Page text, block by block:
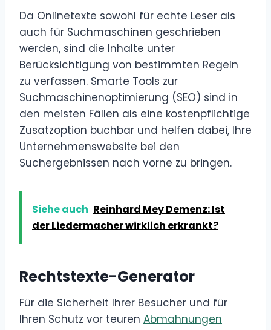
Da Onlinetexte sowohl für echte Leser als
auch für Suchmaschinen geschrieben
werden, sind die Inhalte unter
Berücksichtigung von bestimmten Regeln
zu verfassen. Smarte Tools zur
Suchmaschinenoptimierung (SEO) sind in
den meisten Fällen als eine kostenpflichtige
Zusatzoption buchbar und helfen dabei, Ihre
Unternehmenswebsite bei den
Suchergebnissen nach vorne zu bringen.
Siehe auch Reinhard Mey Demenz: Ist
der Liedermacher wirklich erkrankt?
Rechtstexte-Generator
Für die Sicherheit Ihrer Besucher und für
Ihren Schutz vor teuren Abmahnungen